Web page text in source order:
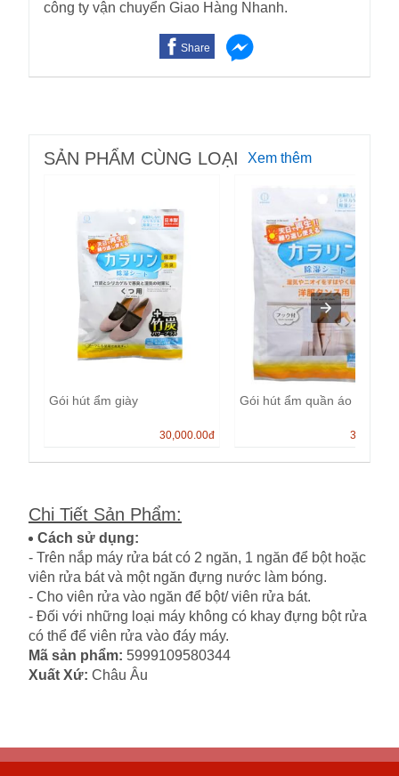
công ty vận chuyển Giao Hàng Nhanh.
Share
SẢN PHẨM CÙNG LOẠI Xem thêm
Gói hút ẩm giày
30,000.00đ
Gói hút ẩm quần áo
30,000.00
Chi Tiết Sản Phẩm:
Cách sử dụng:
- Trên nắp máy rửa bát có 2 ngăn, 1 ngăn để bột hoặc
viên rửa bát và một ngăn đựng nước làm bóng.
- Cho viên rửa vào ngăn để bột/ viên rửa bát.
- Đối với những loại máy không có khay đựng bột rửa
có thể để viên rửa vào đáy máy.
Mã sản phẩm: 5999109580344
Xuất Xứ: Châu Âu